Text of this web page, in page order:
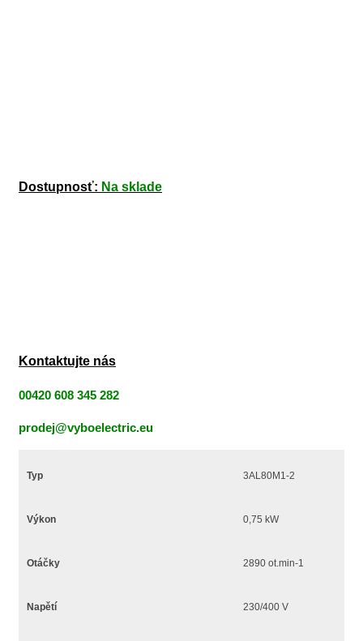
Dostupnosť: Na sklade
Kontaktujte nás
00420 608 345 282
prodej@vyboelectric.eu
Typ 3AL80M1-2
Výkon 0,75 kW
Otáčky 2890 ot.min-1
Napětí 230/400 V